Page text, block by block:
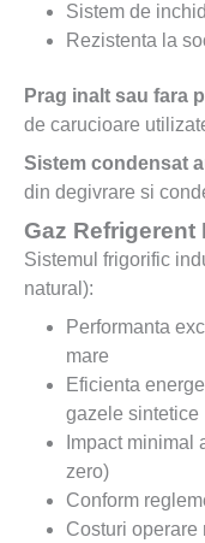
Sistem de
Rezistenta la
Prag inalt sau fara
de carucioare
Sistem condensat
din degivrare si
Gaz Refrigerent
Sistemul frigorific
natural):
Performanta
mare
Eficienta
gazele sintetice
Impact minimal
zero)
Conform
Costuri operare